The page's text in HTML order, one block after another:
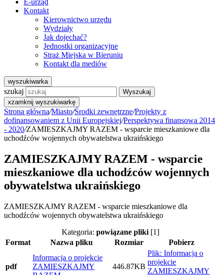
E-urząd
Kontakt
Kierownictwo urzędu
Wydziały
Jak dojechać?
Jednostki organizacyjne
Straż Miejska w Bieruniu
Kontakt dla mediów
wyszukiwarka
szukaj
Wyszukaj
xzamknij wyszukiwarkę
Strona główna/Miasto/Środki zewnętrzne/Projekty z
dofinansowaniem z Unii Europejskiej/Perspektywa finansowa 2014
- 2020/ZAMIESZKAJMY RAZEM - wsparcie mieszkaniowe dla
uchodźców wojennych obywatelstwa ukraińskiego
ZAMIESZKAJMY RAZEM - wsparcie
mieszkaniowe dla uchodźców wojennych
obywatelstwa ukraińskiego
ZAMIESZKAJMY RAZEM - wsparcie mieszkaniowe dla
uchodźców wojennych obywatelstwa ukraińskiego
Kategoria: powiązane pliki [1]
Format
Nazwa pliku Rozmiar Pobierz
pdf
Informacja o projekcie
ZAMIESZKAJMY
446.87KB
Plik: Informacja o
projekcie
ZAMIESZKAJMY